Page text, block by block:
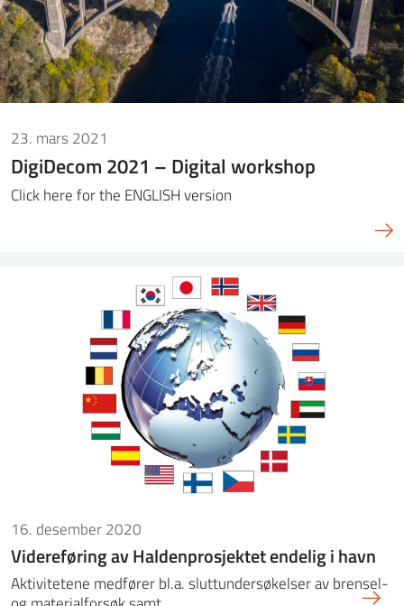
23. mars 2021
DigiDecom 2021 – Digital workshop
Click here for the ENGLISH version
16. desember 2020
Videreføring av Haldenprosjektet endelig i havn
Aktivitetene medfører bl.a. sluttundersøkelser av brensel-